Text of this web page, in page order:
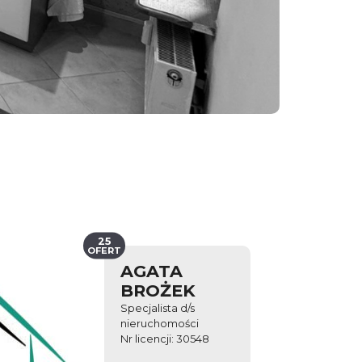
AGATA
BROŻEK
Specjalista d/s
nieruchomości
Nr licencji: 30548
25
OFERT